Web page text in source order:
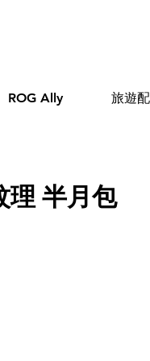
ROG Ally 旅遊
理 半月包